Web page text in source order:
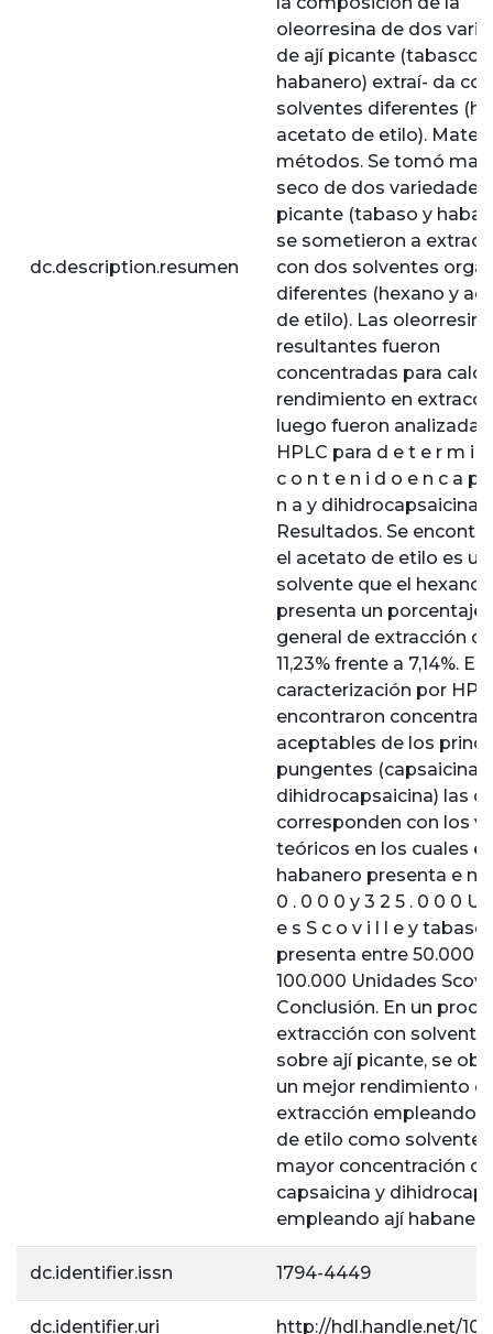
dc.description.resumen
oleorresina de dos
de ají picante (tabasco y
habanero) extraí- da
solventes diferentes
acetato de etilo).
métodos. Se tomó
seco de dos variedades
picante (tabaso y
se sometieron a
con dos solventes
diferentes (hexano y
de etilo). Las
resultantes fueron
concentradas para
rendimiento en
luego fueron analizadas
HPLC para d e t e r m i n
c o n t e n i d o e n c a p
n a y dihidrocapsaicina.
Resultados. Se
el acetato de etilo es
solvente que el hexano,
presenta un porcentaje
general de extracción
11,23% frente a 7,14%. En
caracterización por
encontraron
aceptables de los
pungentes (capsaicina y
dihidrocapsaicina) las
corresponden con los
teóricos en los cuales el
habanero presenta e n t
0 . 0 0 0 y 3 2 5 . 0 0 0
e s S c o v i l l e y
presenta entre 50.000 y
100.000 Unidades
Conclusión. En un
extracción con
sobre ají picante, se
un mejor rendimiento
extracción empleando
de etilo como solvente
mayor concentración de
capsaicina y
empleando ají
dc.identifier.issn 1794-4449
dc.identifier.uri http://hdl.handle.net/